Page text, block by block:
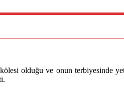
olduğu ve onun terbiyesinde